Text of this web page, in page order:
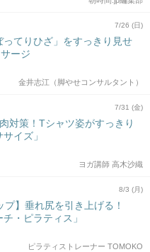
7/26 (日)
ってりひざ」をすっきり見せ
ージ
金井志江（脚やせコンサルタント）
7/31 (金)
対策！Tシャツ姿がすっきり
イズ」
ヨガ講師 高木沙織
8/3 (月)
プ】垂れ尻を引き上げる！
・ピラティス」
ピラティストレーナー TOMOKO